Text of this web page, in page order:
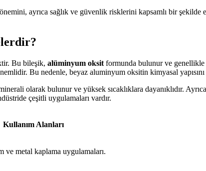
ayrıca sağlık ve güvenlik risklerini kapsamlı bir şekilde
Bu bileşik, alüminyum oksit formunda bulunur ve
Bu nedenle, beyaz aluminyum oksitin kimyasal
olarak bulunur ve yüksek sıcaklıklara dayanıklıdır.
çeşitli uygulamaları vardır.
Kullanım Alanları
ve metal kaplama uygulamaları.